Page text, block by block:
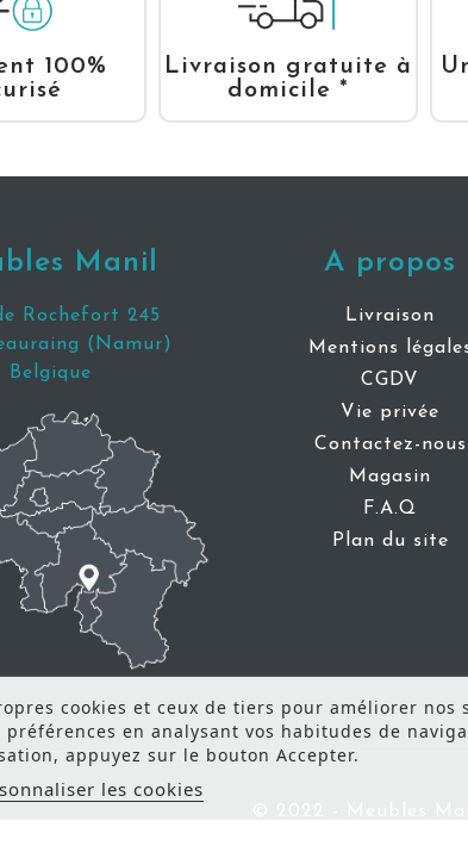
cookies et ceux de tiers pour améliorer nos
en analysant vos habitudes de
appuyez sur le bouton Accepter.
les cookies
100%
Livraison gratuite à
domicile *
Manil
Rochefort 245
(Namur)
Belgique
A propos
Livraison
Mentions
CGDV
Vie privée
Contactez-nous
Magasin
F.A.Q
Plan du site